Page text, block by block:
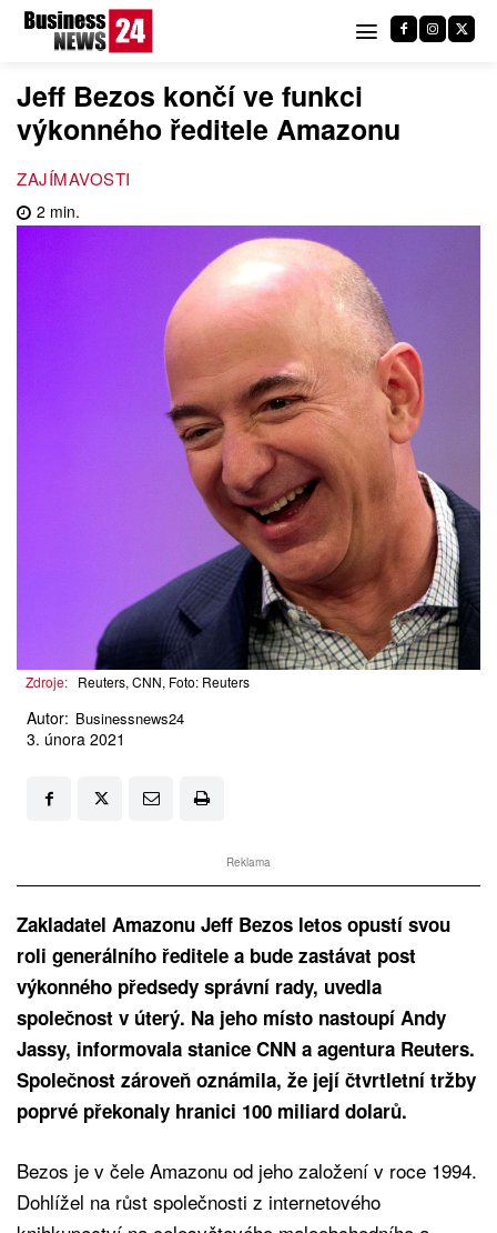
Jeff Bezos končí ve funkci
výkonného ředitele Amazonu
ZAJÍMAVOSTI
2 min.
Zdroje: Reuters, CNN, Foto: Reuters
Autor: Businessnews24
3. února 2021
Reklama
Zakladatel Amazonu Jeff Bezos letos opustí svou
roli generálního ředitele a bude zastávat post
výkonného předsedy správní rady, uvedla
společnost v úterý. Na jeho místo nastoupí Andy
Jassy, informovala stanice CNN a agentura Reuters.
Společnost zároveň oznámila, že její čtvrtletní tržby
poprvé překonaly hranici 100 miliard dolarů.
Bezos je v čele Amazonu od jeho založení v roce 1994.
Dohlížel na růst společnosti z internetového